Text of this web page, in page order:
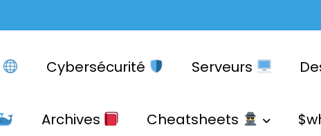
Cybersécurité Serveurs
Archives Cheatsheets